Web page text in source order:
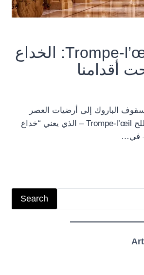
أرضيات Trompe-l’œil: الخداع
أقدامنا
الباروك إلى أرضيات العصر
الحديث ظهر مصطلح Trompe-l’œil – الذي يعني “خداع
– في…
Search